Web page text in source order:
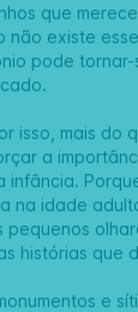
que
não existe
pode tornar-
isso, mais do
a
infância.
na idade
pequenos
histórias que
e